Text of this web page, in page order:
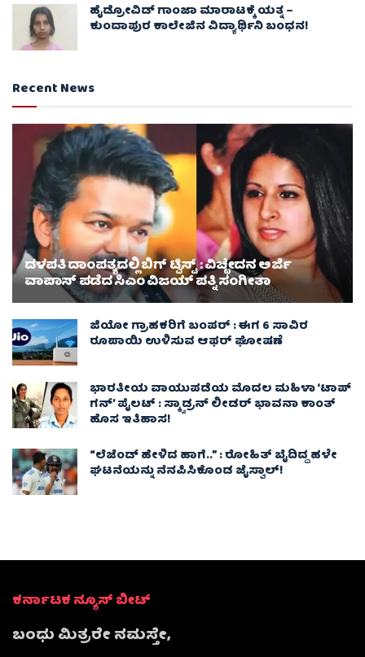
ಹೈಡ್ರೋವಿಡ್ ಗಾಂಜಾ ಮಾರಾಟಕ್ಕೆ ಯತ್ನ –
ಕುಂದಾಪುರ ಕಾಲೇಜಿನ ವಿದ್ಯಾರ್ಥಿನಿ ಬಂಧನ!
Recent News
ದಳಪತಿ ದಾಂಪತ್ಯದಲ್ಲಿ ಬಿಗ್ ಟ್ವಿಸ್ಟ್ : ವಿಚ್ಛೇದನ ಅರ್ಜಿ
ವಾಪಾಸ್‌ ಪಡೆದ ಸಿಎಂ ವಿಜಯ್ ಪತ್ನಿ ಸಂಗೀತಾ‌
ಜಿಯೋ ಗ್ರಾಹಕರಿಗೆ ಬಂಪರ್ : ಈಗ 6 ಸಾವಿರ
ರೂಪಾಯಿ ಉಳಿಸುವ ಆಫರ್ ಘೋಷಣೆ
ಭಾರತೀಯ ವಾಯುಪಡೆಯ ಮೊದಲ ಮಹಿಳಾ ‘ಟಾಪ್
ಗನ್’ ಪೈಲಟ್ : ಸ್ಕ್ವಾಡ್ರನ್ ಲೀಡರ್ ಭಾವನಾ ಕಾಂತ್
ಹೊಸ ಇತಿಹಾಸ!
“ಲೆಜೆಂಡ್ ಹೇಳಿದ ಹಾಗೆ..” : ರೋಹಿತ್ ಬೈದಿದ್ದ ಹಳೇ
ಘಟನೆಯನ್ನು ನೆನಪಿಸಿಕೊಂಡ ಜೈಸ್ವಾಲ್!
ಕರ್ನಾಟಕ ನ್ಯೂಸ್ ಬೀಟ್
ಬಂಧು ಮಿತ್ರರೇ ನಮಸ್ತೇ,